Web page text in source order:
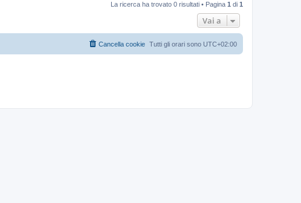
La ricerca ha trovato 0 risultati • Pagina 1 di 1
Vai a
Tutti gli orari sono UTC+02:00
Cancella cookie